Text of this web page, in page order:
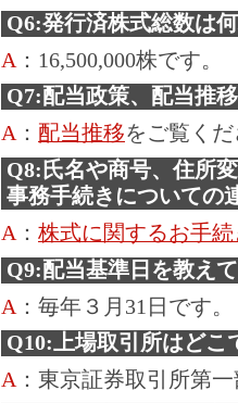
Q6:発行済株式総数は
A ：16,500,000株です。
Q7:配当政策、配当推
A ： 配当推移をご覧く
Q8:氏名や商号、住所
事務手続きについての
A ： 株式に関するお手
Q9:配当基準日を教え
A ：毎年３月31日です。
Q10:上場取引所はどこ
A ：東京証券取引所第